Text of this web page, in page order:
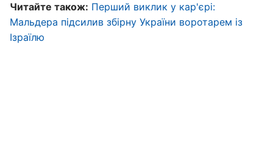
Читайте також: Перший виклик у кар'єрі:
Мальдера підсилив збірну України воротарем із
Ізраїлю